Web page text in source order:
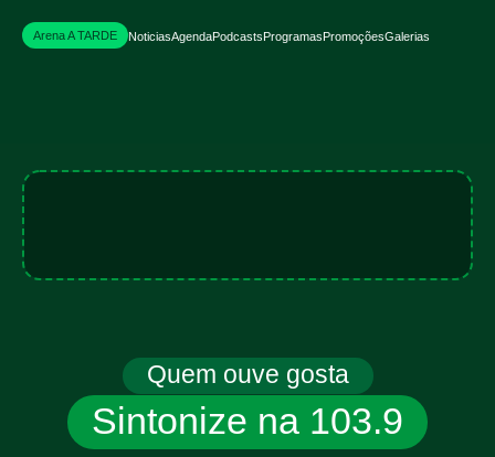
NoticiasAgendaPodcastsProgramasPromoçõesGalerias
Arena A TARDE
Quem ouve gosta
Sintonize na 103.9